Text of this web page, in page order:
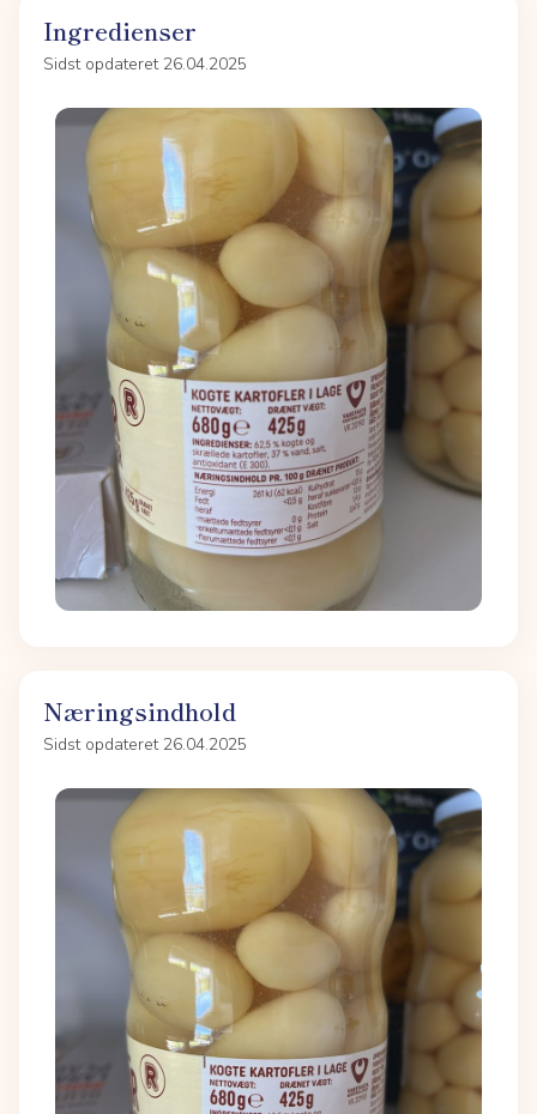
Ingredienser
Sidst opdateret 26.04.2025
Næringsindhold
Sidst opdateret 26.04.2025